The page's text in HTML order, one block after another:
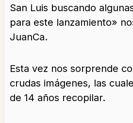
San Luis buscando
para este lanzamiento»
JuanCa.
Esta vez nos sorprende
crudas imágenes, las
de 14 años recopilar.